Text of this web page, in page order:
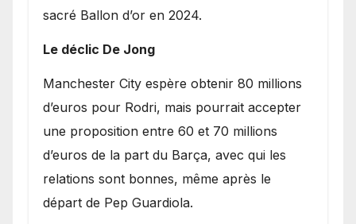
sacré Ballon d’or en 2024.
Le déclic De Jong
​Manchester City espère obtenir 80 millions
d’euros pour Rodri, mais pourrait accepter
une proposition entre 60 et 70 millions
d’euros de la part du Barça, avec qui les
relations sont bonnes, même après le
départ de Pep Guardiola.